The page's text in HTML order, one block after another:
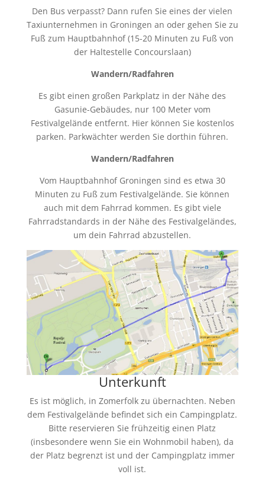
Den Bus verpasst? Dann rufen Sie eines der vielen
Taxiunternehmen in Groningen an oder gehen Sie zu
Fuß zum Hauptbahnhof (15-20 Minuten zu Fuß von
der Haltestelle Concourslaan)
Wandern/Radfahren
Es gibt einen großen Parkplatz in der Nähe des
Gasunie-Gebäudes, nur 100 Meter vom
Festivalgelände entfernt. Hier können Sie kostenlos
parken. Parkwächter werden Sie dorthin führen.
Wandern/Radfahren
Vom Hauptbahnhof Groningen sind es etwa 30
Minuten zu Fuß zum Festivalgelände. Sie können
auch mit dem Fahrrad kommen. Es gibt viele
Fahrradstandards in der Nähe des Festivalgeländes,
um dein Fahrrad abzustellen.
Unterkunft
Es ist möglich, in Zomerfolk zu übernachten. Neben
dem Festivalgelände befindet sich ein Campingplatz.
Bitte reservieren Sie frühzeitig einen Platz
(insbesondere wenn Sie ein Wohnmobil haben), da
der Platz begrenzt ist und der Campingplatz immer
voll ist.